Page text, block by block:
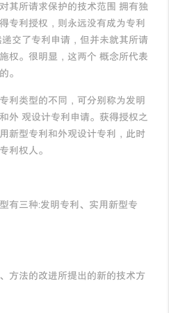
其所请求保护的技术范围 拥有独
专利授权，则永远没有成为专利
交了专利申请，但并未就其所请
权。很明显，这两个 概念所代表
。
类型的不同，可分别称为发明
外 观设计专利申请。获得授权之
新型专利和外观设计专利，此时
利权人。
三种:发明专利、实用新型专
法的改进所提出的新的技术方